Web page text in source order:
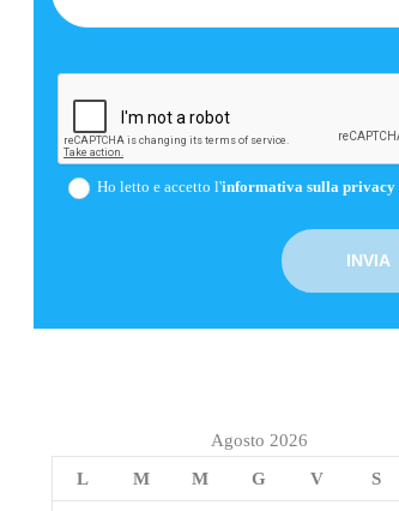
Ho letto e accetto l'informativa sulla privacy
Agosto 2026
L
M M G V S